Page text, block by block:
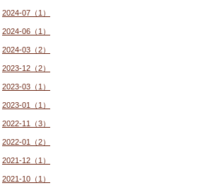
2024-07（1）
2024-06（1）
2024-03（2）
2023-12（2）
2023-03（1）
2023-01（1）
2022-11（3）
2022-01（2）
2021-12（1）
2021-10（1）